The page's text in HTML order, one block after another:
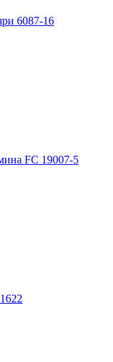
6087-16
FC 19007-5